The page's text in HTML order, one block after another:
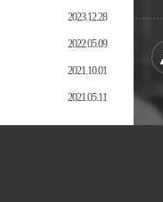
2023.12.28
2022.05.09
2021.10.01
2021.05.11